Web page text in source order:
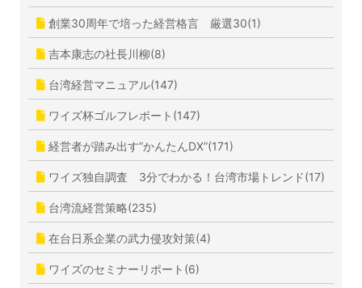
創業30周年で培った経営格言 厳選30(1)
吉本康志の社長川柳(8)
台湾経営マニュアル(147)
ワイズ杯ゴルフレポート(147)
経営者が踏み出す”かんたんDX”(171)
ワイズ独自調査 3分でわかる！台湾市場トレンド(17)
台湾流経営策略(235)
在台日系企業の武力侵攻対策(4)
ワイズのセミナーリポート(6)